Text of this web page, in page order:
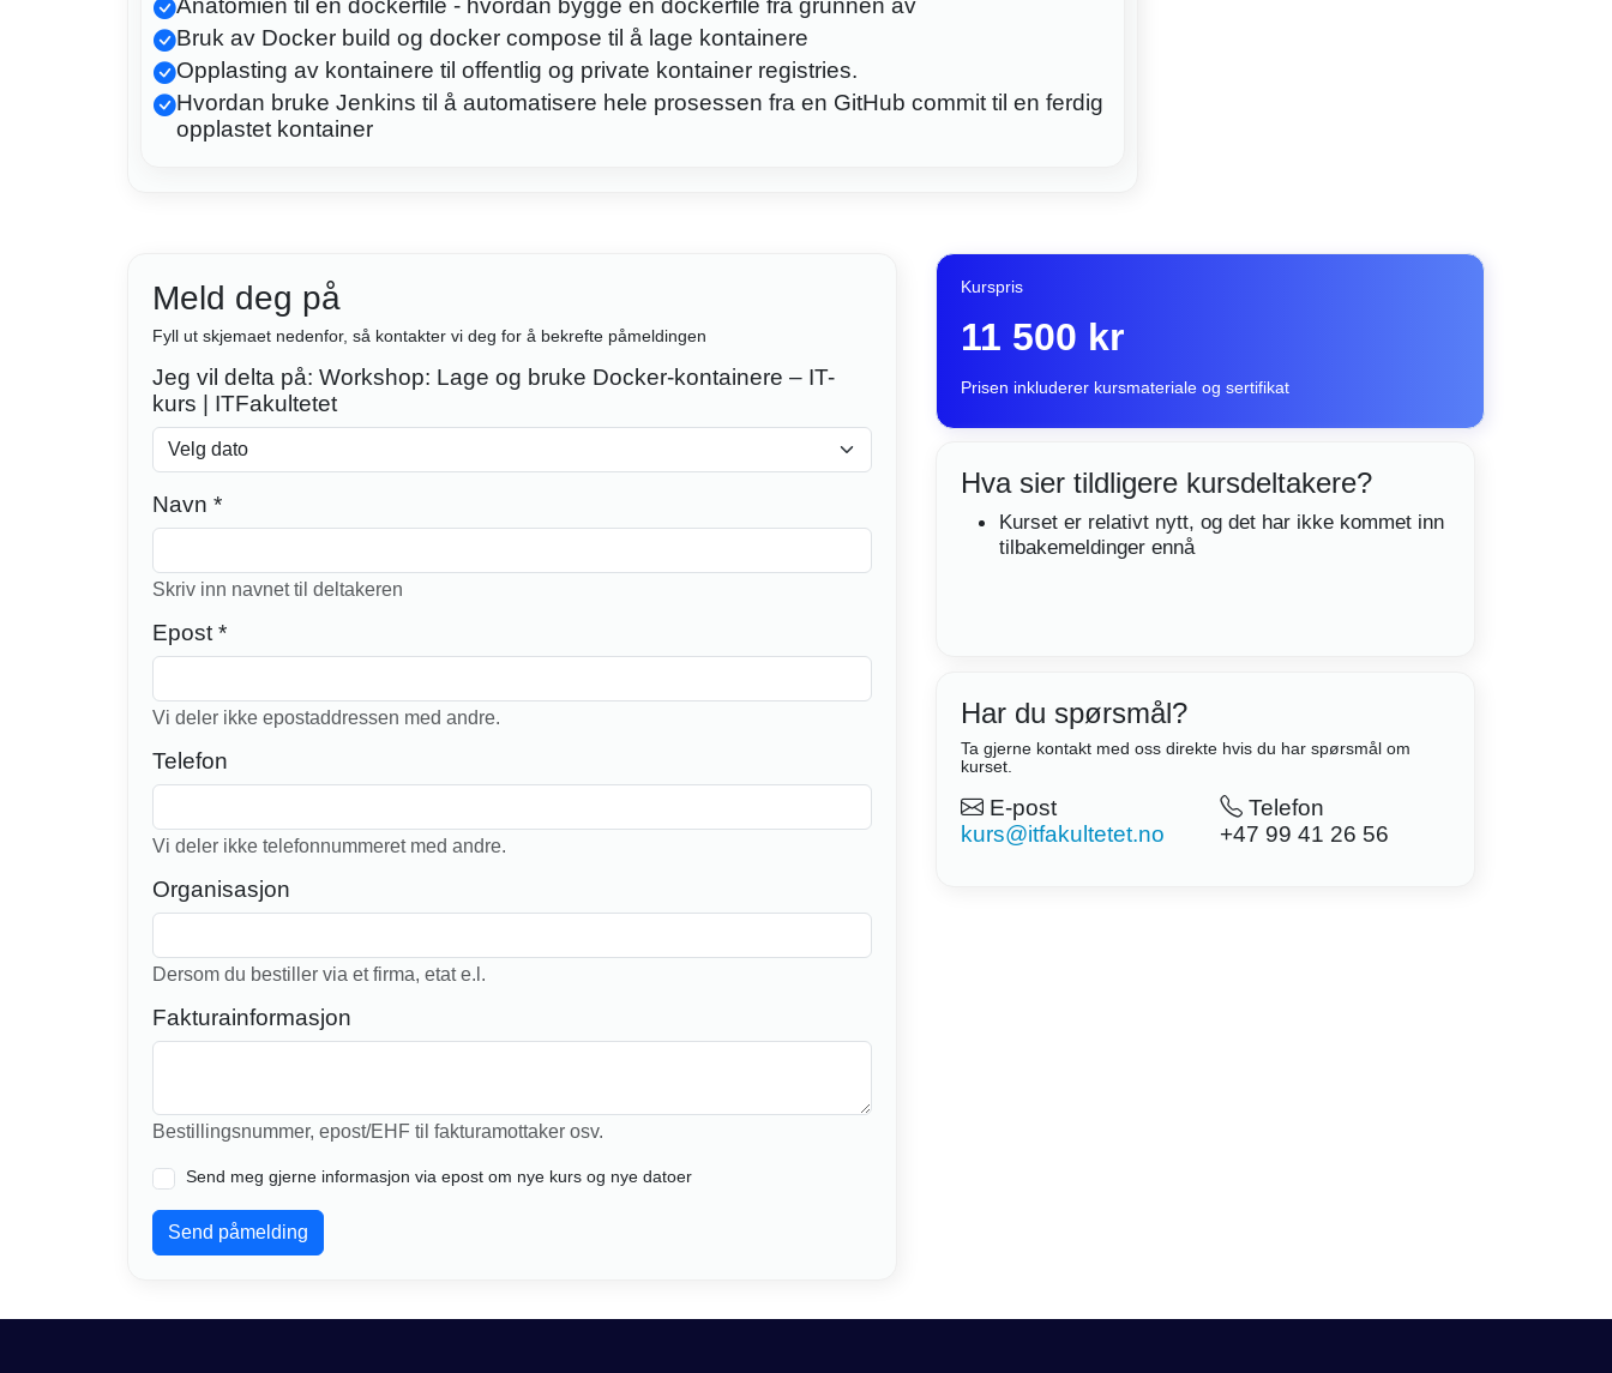
Anatomien til en dockerfile - hvordan bygge en dockerfile fra grunnen av
Bruk av Docker build og docker compose til å lage kontainere
Opplasting av kontainere til offentlig og private kontainer registries.
Hvordan bruke Jenkins til å automatisere hele prosessen fra en GitHub commit til en ferdig
opplastet kontainer
Meld deg på
Fyll ut skjemaet nedenfor, så kontakter vi deg for å bekrefte påmeldingen
Jeg vil delta på: Workshop: Lage og bruke Docker-kontainere – IT-
kurs | ITFakultetet
Navn *
Skriv inn navnet til deltakeren
Epost *
Vi deler ikke epostaddressen med andre.
Telefon
Vi deler ikke telefonnummeret med andre.
Organisasjon
Dersom du bestiller via et firma, etat e.l.
Fakturainformasjon
Bestillingsnummer, epost/EHF til fakturamottaker osv.
Send meg gjerne informasjon via epost om nye kurs og nye datoer
Send påmelding
Kurspris
11 500 kr
Prisen inkluderer kursmateriale og sertifikat
Hva sier tildligere kursdeltakere?
Kurset er relativt nytt, og det har ikke kommet inn
tilbakemeldinger ennå
Har du spørsmål?
Ta gjerne kontakt med oss direkte hvis du har spørsmål om
kurset.
E-post
kurs@itfakultetet.no
Telefon
+47 99 41 26 56